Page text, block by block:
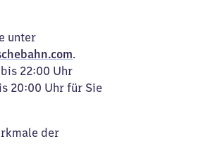
unter
.
22:00 Uhr
20:00 Uhr für Sie
der